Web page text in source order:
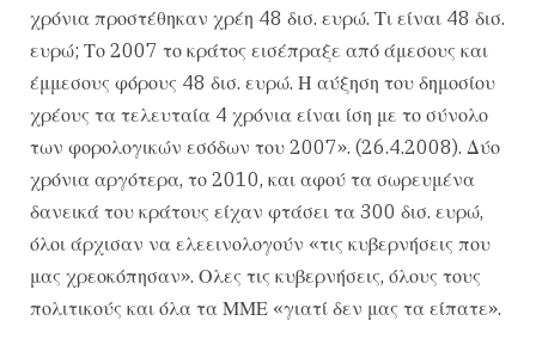
χρόνια προστέθηκαν χρέη 48 δισ. ευρώ. Τι είναι 48 δισ.
ευρώ; Το 2007 το κράτος εισέπραξε από άμεσους και
έμμεσους φόρους 48 δισ. ευρώ. Η αύξηση του δημοσίου
χρέους τα τελευταία 4 χρόνια είναι ίση με το σύνολο
των φορολογικών εσόδων του 2007». (26.4.2008). Δύο
χρόνια αργότερα, το 2010, και αφού τα σωρευμένα
δανεικά του κράτους είχαν φτάσει τα 300 δισ. ευρώ,
όλοι άρχισαν να ελεεινολογούν «τις κυβερνήσεις που
μας χρεοκόπησαν». Ολες τις κυβερνήσεις, όλους τους
πολιτικούς και όλα τα ΜΜΕ «γιατί δεν μας τα είπατε».